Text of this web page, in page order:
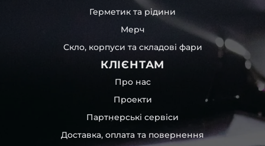
Герметик та рідини
Мерч
Скло, корпуси та складові фари
КЛІЄНТАМ
Про нас
Проекти
Партнерські сервіси
Доставка, оплата та повернення